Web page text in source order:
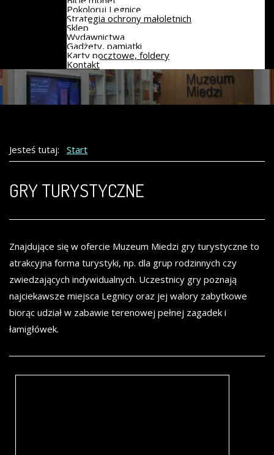
Pokoloruj Legnicę
Strategia ochrony małoletnich
Sklep
Wydawnictwa
Gadżety, pamiątki
Karty pocztowe, foldery
Kontakt
Jesteś tutaj: Start
GRY TURYSTYCZNE
Znajdujące się w ofercie Muzeum Miedzi gry turystyczne to
atrakcyjna forma turystyki, np. dla grup rodzinnych czy
zwiedzających indywidualnych. Uczestnicy gry poznają
najciekawsze miejsca Legnicy oraz jej walory zabytkowe
biorąc udział w zabawie terenowej pełnej zagadek i
łamigłówek.